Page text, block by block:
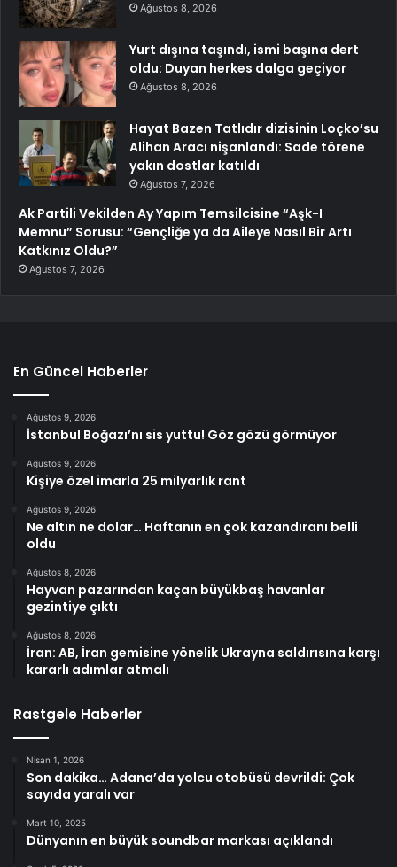
Ağustos 8, 2026
Yurt dışına taşındı, ismi başına dert
oldu: Duyan herkes dalga geçiyor
Ağustos 8, 2026
Hayat Bazen Tatlıdır dizisinin Loçko’su
Alihan Aracı nişanlandı: Sade törene
yakın dostlar katıldı
Ağustos 7, 2026
Ak Partili Vekilden Ay Yapım Temsilcisine “Aşk-I
Memnu” Sorusu: “Gençliğe ya da Aileye Nasıl Bir Artı
Katkınız Oldu?”
Ağustos 7, 2026
En Güncel Haberler
Ağustos 9, 2026
İstanbul Boğazı’nı sis yuttu! Göz gözü görmüyor
Ağustos 9, 2026
Kişiye özel imarla 25 milyarlık rant
Ağustos 9, 2026
Ne altın ne dolar… Haftanın en çok kazandıranı belli
oldu
Ağustos 8, 2026
Hayvan pazarından kaçan büyükbaş havanlar
gezintiye çıktı
Ağustos 8, 2026
İran: AB, İran gemisine yönelik Ukrayna saldırısına karşı
kararlı adımlar atmalı
Rastgele Haberler
Nisan 1, 2026
Son dakika… Adana’da yolcu otobüsü devrildi: Çok
sayıda yaralı var
Mart 10, 2025
Dünyanın en büyük soundbar markası açıklandı